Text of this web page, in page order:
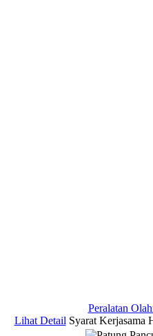
Peralatan
Lihat Detail Syarat Kerjasama